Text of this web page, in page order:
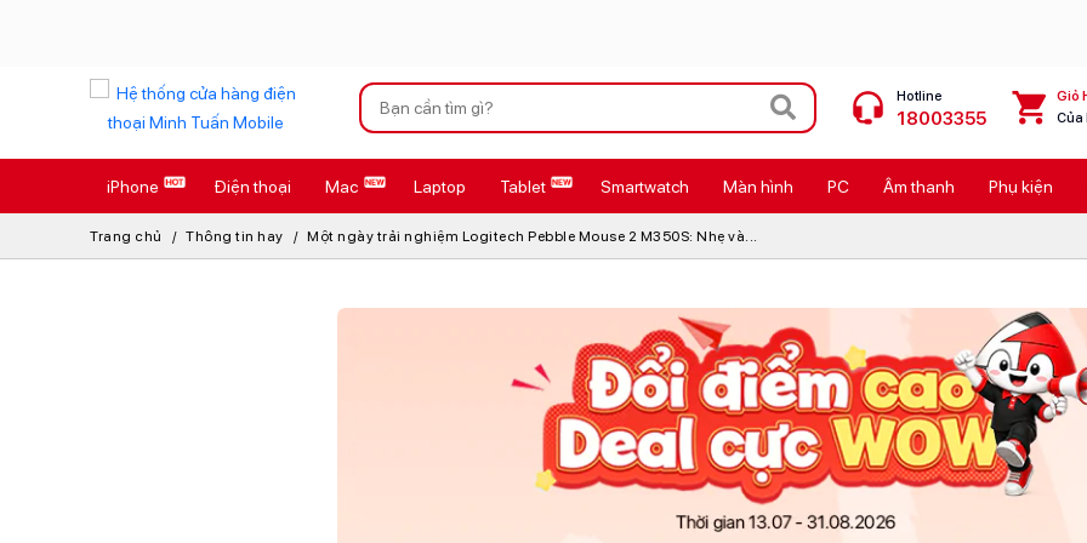
Xu hướng tìm kiếm
iPhone 17 Pro Max
AirTag 2 Mới Galaxy Z8 Series
AirPods 4 OPPO Reno16
Apple Watch S11 Ốp lưng Pitaka
Osmo Pocket 4 Ốp lưng Apple
Cốc sạc Apple
Hotline
18003355
Giỏ
Của
iPhone Điện thoại Mac Laptop Tablet Smartwatch Màn hình PC Âm thanh Phụ kiện
Trang chủ Thông tin hay Một ngày trải nghiệm Logitech Pebble Mouse 2 M350S: Nhẹ và...